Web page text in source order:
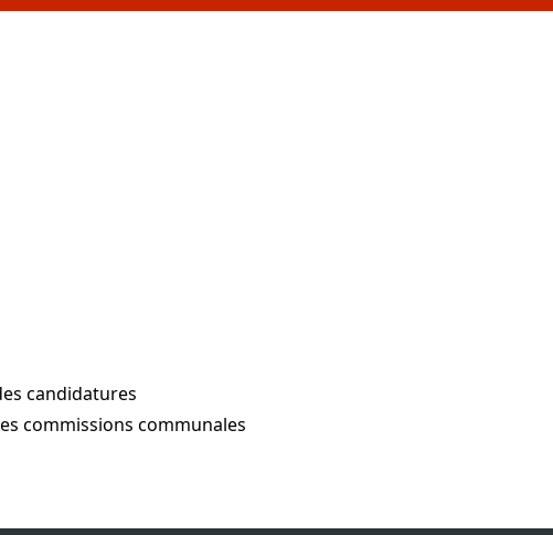
candidatures
commissions communales